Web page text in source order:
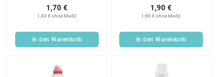
1,43 € ohne MwSt.
1,70 €
In den Warenkorb
1,60 € ohne MwSt.
1,90 €
In den Warenkorb